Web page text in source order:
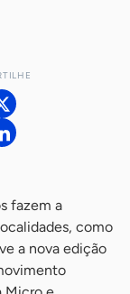
fazem a
como
a nova edição